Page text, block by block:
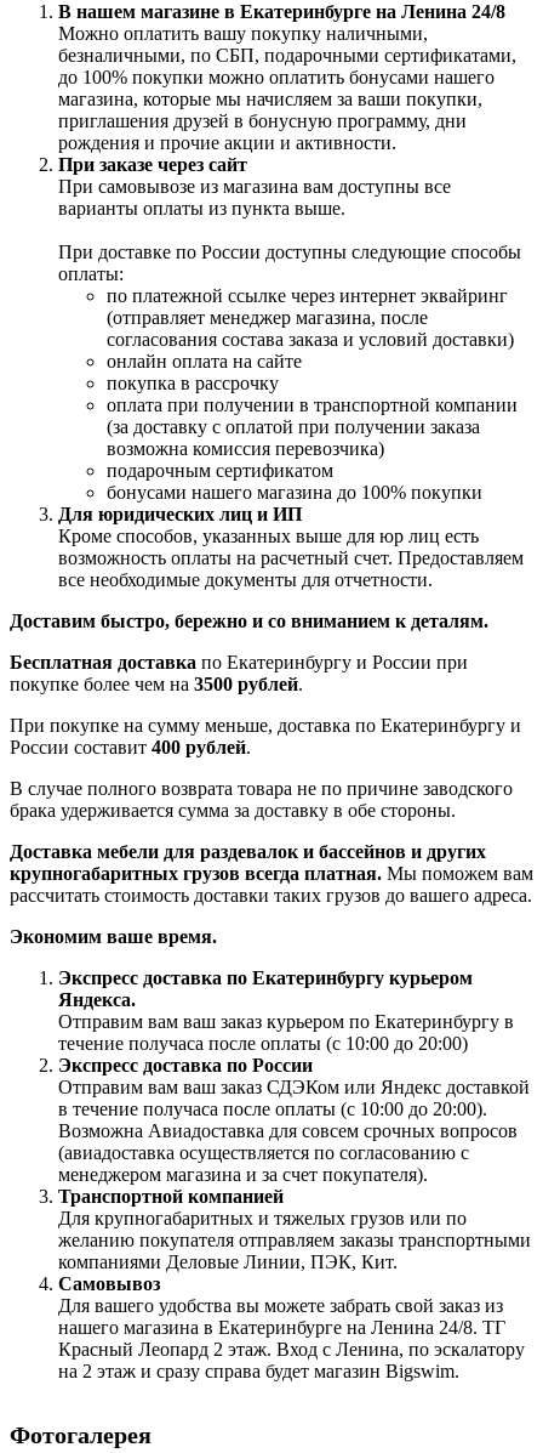
В нашем магазине в Екатеринбурге на Ленина 24/8
Можно оплатить вашу покупку наличными,
безналичными, по СБП, подарочными сертификатами,
до 100% покупки можно оплатить бонусами нашего
магазина, которые мы начисляем за ваши покупки,
приглашения друзей в бонусную программу, дни
рождения и прочие акции и активности.
При заказе через сайт
При самовывозе из магазина вам доступны все
варианты оплаты из пункта выше.
При доставке по России доступны следующие способы
оплаты:
по платежной ссылке через интернет эквайринг
(отправляет менеджер магазина, после
согласования состава заказа и условий доставки)
онлайн оплата на сайте
покупка в рассрочку
оплата при получении в транспортной компании
(за доставку с оплатой при получении заказа
возможна комиссия перевозчика)
подарочным сертификатом
бонусами нашего магазина до 100% покупки
Для юридических лиц и ИП
Кроме способов, указанных выше для юр лиц есть
возможность оплаты на расчетный счет. Предоставляем
все необходимые документы для отчетности.
Доставим быстро, бережно и со вниманием к деталям.
Бесплатная доставка по Екатеринбургу и России при
покупке более чем на 3500 рублей.
При покупке на сумму меньше, доставка по Екатеринбургу и
России составит 400 рублей.
В случае полного возврата товара не по причине заводского
брака удерживается сумма за доставку в обе стороны.
Доставка мебели для раздевалок и бассейнов и других
крупногабаритных грузов всегда платная. Мы поможем вам
рассчитать стоимость доставки таких грузов до вашего адреса.
Экономим ваше время.
Экспресс доставка по Екатеринбургу курьером
Яндекса.
Отправим вам ваш заказ курьером по Екатеринбургу в
течение получаса после оплаты (с 10:00 до 20:00)
Экспресс доставка по России
Отправим вам ваш заказ СДЭКом или Яндекс доставкой
в течение получаса после оплаты (с 10:00 до 20:00).
Возможна Авиадоставка для совсем срочных вопросов
(авиадоставка осуществляется по согласованию с
менеджером магазина и за счет покупателя).
Транспортной компанией
Для крупногабаритных и тяжелых грузов или по
желанию покупателя отправляем заказы транспортными
компаниями Деловые Линии, ПЭК, Кит.
Самовывоз
Для вашего удобства вы можете забрать свой заказ из
нашего магазина в Екатеринбурге на Ленина 24/8. ТГ
Красный Леопард 2 этаж. Вход с Ленина, по эскалатору
на 2 этаж и сразу справа будет магазин Bigswim.
Фотогалерея